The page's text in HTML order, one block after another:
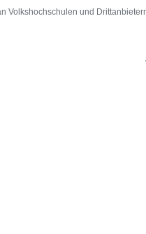
Volkshochschulen und